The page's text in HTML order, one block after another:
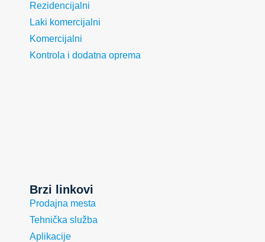
Rezidencijalni
Laki komercijalni
Komercijalni
Kontrola i dodatna oprema
Brzi linkovi
Prodajna mesta
Tehnička služba
Aplikacije